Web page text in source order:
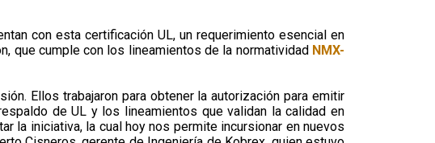
con esta certificación UL, un requerimiento esencial en
que cumple con los lineamientos de la normatividad NMX-
Ellos trabajaron para obtener la autorización para emitir
de UL y los lineamientos que validan la calidad en
la iniciativa, la cual hoy nos permite incursionar en nuevos